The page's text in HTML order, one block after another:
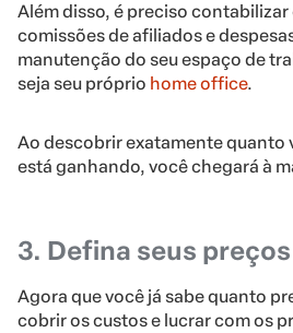
Além disso, é preciso
comissões de afiliados e
manutenção do seu espaço de
seja seu próprio home office.
Ao descobrir exatamente quanto
está ganhando, você chegará à
3. Defina seus preços
Agora que você já sabe quanto
cobrir os custos e lucrar com os